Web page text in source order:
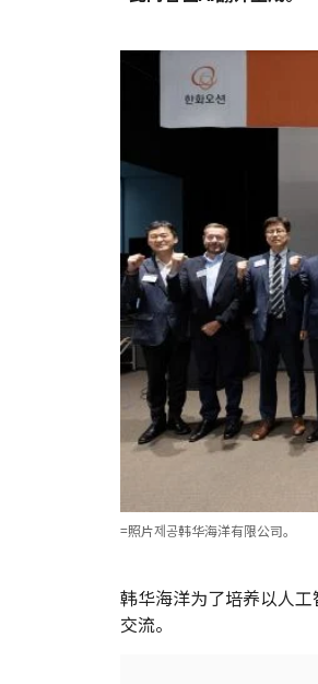
=照片제공韩华海洋有限公司。
韩华海洋为了培养以人
交流。